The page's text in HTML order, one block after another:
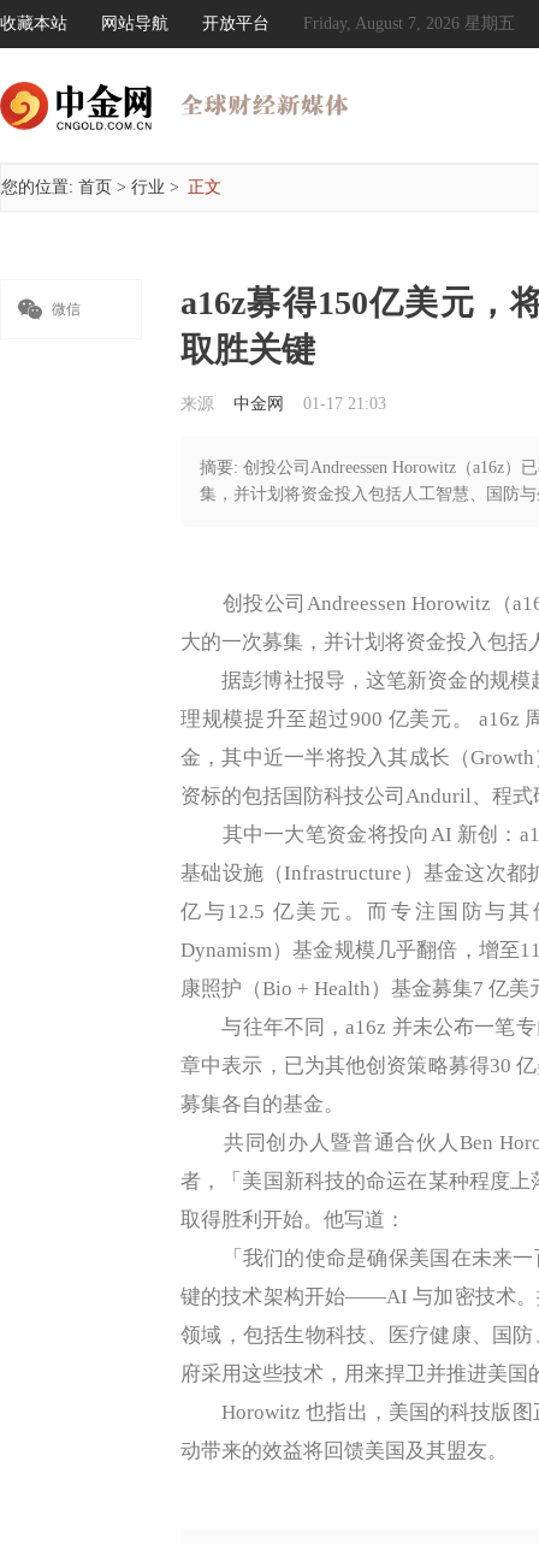
收藏本站 网站导航 开放平台 Friday, August 7, 2026 星期五
您的位置: 首页 > 行业 > 正文
 微信
a16z募得150亿美元，
取胜关键
来源 中金网 01-17 21:03
摘要: 创投公司Andreessen Horowitz（a16z
集，并计划将资金投入包括人工智慧、国防
创投公司Andreessen Horowitz（
大的一次募集，并计划将资金投入包
据彭博社报导，这笔新资金的规模
理规模提升至超过900 亿美元。 a16z
金，其中近一半将投入其成长（
资标的包括国防科技公司Anduril、程
其中一大笔资金将投向AI 新创：
基础设施（Infrastructure）基金这次
亿与12.5 亿美元。而专注国防与
Dynamism）基金规模几乎翻倍，增至
康照护（Bio + Health）基金募集7 亿美
与往年不同，a16z 并未公布一笔专
章中表示，已为其他创资策略募得30
募集各自的基金。
共同创办人暨普通合伙人Ben
者，「美国新科技的命运在某种程度
取得胜利开始。他写道：
「我们的使命是确保美国在未来一
键的技术架构开始——AI 与加密技术。
领域，包括生物科技、医疗健康、国
府采用这些技术，用来捍卫并推进美国
Horowitz 也指出，美国的科技版图
动带来的效益将回馈美国及其盟友。